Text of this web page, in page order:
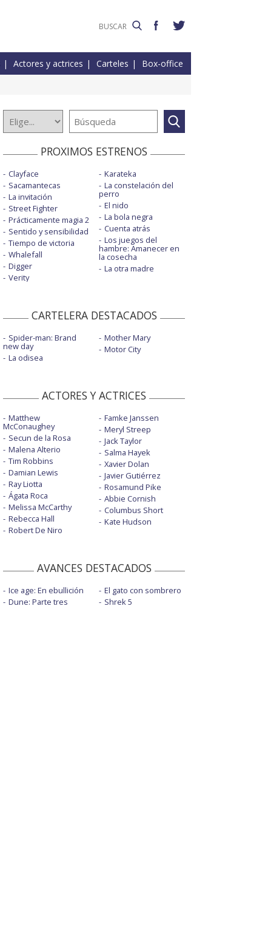
Actores y actrices Carteles Box-office
PROXIMOS ESTRENOS
Clayface
Sacamantecas
La invitación
Street Fighter
Prácticamente magia 2
Sentido y sensibilidad
Tiempo de victoria
Whalefall
Digger
Verity
Karateka
La constelación del
perro
El nido
La bola negra
Cuenta atrás
Los juegos del
hambre: Amanecer en
la cosecha
La otra madre
CARTELERA DESTACADOS
Spider-man: Brand
new day
La odisea
Mother Mary
Motor City
ACTORES Y ACTRICES
Matthew
McConaughey
Secun de la Rosa
Malena Alterio
Tim Robbins
Damian Lewis
Ray Liotta
Ágata Roca
Melissa McCarthy
Rebecca Hall
Robert De Niro
Famke Janssen
Meryl Streep
Jack Taylor
Salma Hayek
Xavier Dolan
Javier Gutiérrez
Rosamund Pike
Abbie Cornish
Columbus Short
Kate Hudson
AVANCES DESTACADOS
Ice age: En ebullición
Dune: Parte tres
El gato con sombrero
Shrek 5